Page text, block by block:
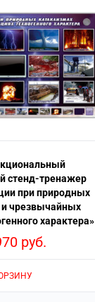
стенд-тренажер
при природных
и чрезвычайных
характера»
руб.